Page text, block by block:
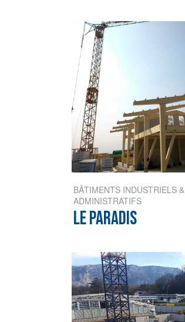
BÂTIMENTS INDUSTRIELS &
ADMINISTRATIFS
LE PARADIS